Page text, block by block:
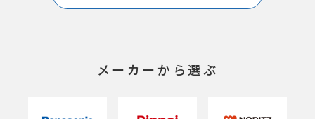
メーカーから選ぶ